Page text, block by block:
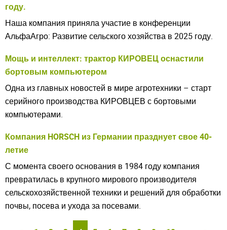
году.
Наша компания приняла участие в конференции
АльфаАгро: Развитие сельского хозяйства в 2025 году.
Мощь и интеллект: трактор КИРОВЕЦ оснастили
бортовым компьютером
Одна из главных новостей в мире агротехники – старт
серийного производства КИРОВЦЕВ с бортовыми
компьютерами.
Компания HORSCH из Германии празднует свое 40-
летие
С момента своего основания в 1984 году компания
превратилась в крупного мирового производителя
сельскохозяйственной техники и решений для обработки
почвы, посева и ухода за посевами.